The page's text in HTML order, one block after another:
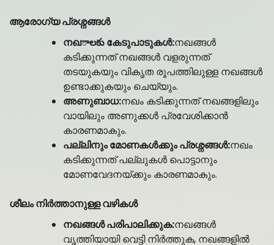
ആരോഗ്യ പ്രശ്നങ്ങൾ
നഖాలకు കേടുപാടുകൾ:നഖങ്ങൾ
കടിക്കുന്നത് നഖങ്ങൾ വളരുന്നത്
തടയുകയും വികൃത രൂപത്തിലുള്ള നഖങ്ങൾ
ഉണ്ടാക്കുകയും ചെയ്യും.
അണുബാധ:നഖം കടിക്കുന്നത് നഖങ്ങളിലും
വായിലും അണുക്കൾ പ്രവേശിക്കാൻ
കാരണമാകും.
പല്ലിനും മോണകൾക്കും പ്രശ്നങ്ങൾ:നഖം
കടിക്കുന്നത് പല്ലുകൾ പൊട്ടാനും
മോണവേദനയ്ക്കും കാരണമാകും.
ശീലം നിർത്താനുള്ള വഴികൾ
നഖങ്ങൾ പരിപാലിക്കുക:നഖങ്ങൾ
വൃത്തിയായി വെട്ടി നിർത്തുക, നഖങ്ങളിൽ